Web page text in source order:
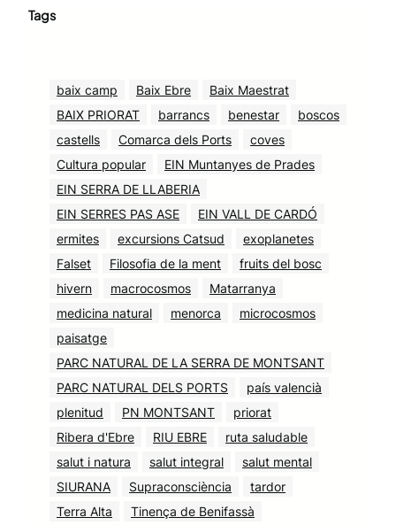
Tags
baix camp Baix Ebre
Baix Maestrat
BAIX PRIORAT
barrancs benestar
boscos
castells
Comarca dels Ports
coves
Cultura popular
EIN Muntanyes de Prades
EIN SERRA DE LLABERIA
EIN SERRES PAS ASE
EIN VALL DE CARDÓ
ermites
excursions Catsud
exoplanetes
Falset
Filosofia de la ment
fruits del bosc
hivern
macrocosmos
Matarranya
medicina natural
menorca
microcosmos
paisatge
PARC NATURAL DE LA SERRA DE MONTSANT
PARC NATURAL DELS PORTS
país valencià
plenitud
PN MONTSANT
priorat
Ribera d'Ebre
RIU EBRE
ruta saludable
salut i natura
salut integral
salut mental
SIURANA
Supraconsciència
tardor
Terra Alta
Tinença de Benifassà